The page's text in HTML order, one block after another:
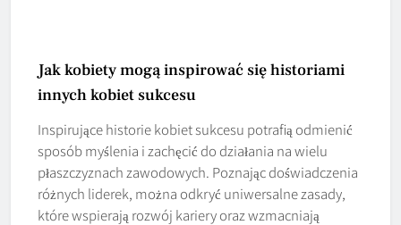
Jak kobiety mogą inspirować się historiami
innych kobiet sukcesu
Inspirujące historie kobiet sukcesu potrafią odmienić
sposób myślenia i zachęcić do działania na wielu
płaszczyznach zawodowych. Poznając doświadczenia
różnych liderek, można odkryć uniwersalne zasady,
które wspierają rozwój kariery oraz wzmacniają